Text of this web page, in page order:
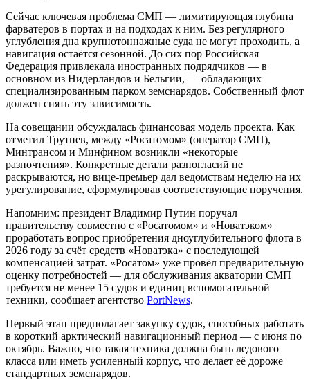
Сейчас ключевая проблема СМП — лимитирующая глубина
фарватеров в портах и на подходах к ним. Без регулярного
углубления дна крупнотоннажные суда не могут проходить, а
навигация остаётся сезонной. До сих пор Российская
Федерация привлекала иностранных подрядчиков — в
основном из Нидерландов и Бельгии, — обладающих
специализированным парком земснарядов. Собственный флот
должен снять эту зависимость.
На совещании обсуждалась финансовая модель проекта. Как
отметил Трутнев, между «Росатомом» (оператор СМП),
Минтрансом и Минфином возникли «некоторые
разночтения». Конкретные детали разногласий не
раскрываются, но вице-премьер дал ведомствам неделю на их
урегулирование, сформулировав соответствующие поручения.
Напомним: президент Владимир Путин поручал
правительству совместно с «Росатомом» и «Новатэком»
проработать вопрос приобретения дноуглубительного флота в
2026 году за счёт средств «Новатэка» с последующей
компенсацией затрат. «Росатом» уже провёл предварительную
оценку потребностей — для обслуживания акватории СМП
требуется не менее 15 судов и единиц вспомогательной
техники, сообщает агентство PortNews.
Первый этап предполагает закупку судов, способных работать
в короткий арктический навигационный период — с июня по
октябрь. Важно, что такая техника должна быть ледового
класса или иметь усиленный корпус, что делает её дороже
стандартных земснарядов.